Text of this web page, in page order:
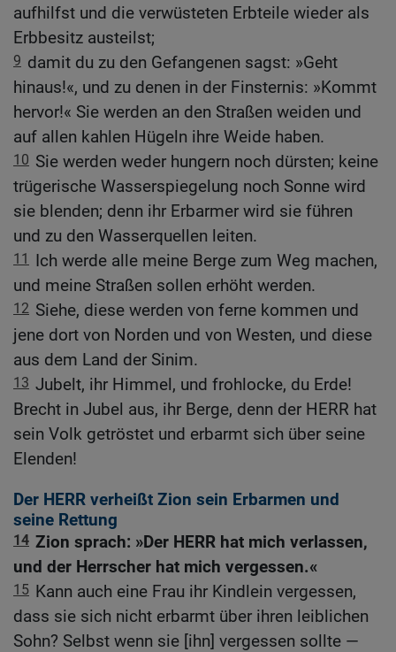
aufhilfst und die verwüsteten Erbteile wieder als
Erbbesitz austeilst;
9 damit du zu den Gefangenen sagst: »Geht
hinaus!«, und zu denen in der Finsternis: »Kommt
hervor!« Sie werden an den Straßen weiden und
auf allen kahlen Hügeln ihre Weide haben.
10 Sie werden weder hungern noch dürsten; keine
trügerische Wasserspiegelung noch Sonne wird
sie blenden; denn ihr Erbarmer wird sie führen
und zu den Wasserquellen leiten.
11
Ich werde alle meine Berge zum Weg machen,
und meine Straßen sollen erhöht werden.
12 Siehe, diese werden von ferne kommen und
jene dort von Norden und von Westen, und diese
aus dem Land der Sinim.
13 Jubelt, ihr Himmel, und frohlocke, du Erde!
Brecht in Jubel aus, ihr Berge, denn der HERR hat
sein Volk getröstet und erbarmt sich über seine
Elenden!
Der HERR verheißt Zion sein Erbarmen und
seine Rettung
14 Zion sprach: »Der HERR hat mich verlassen,
und der Herrscher hat mich vergessen.«
15 Kann auch eine Frau ihr Kindlein vergessen,
dass sie sich nicht erbarmt über ihren leiblichen
Sohn? Selbst wenn sie [ihn] vergessen sollte —